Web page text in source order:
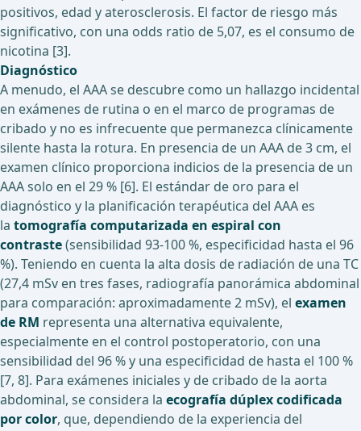
positivos, edad y aterosclerosis. El factor de riesgo más
significativo, con una odds ratio de 5,07, es el consumo de
nicotina [3].
Diagnóstico
A menudo, el AAA se descubre como un hallazgo incidental
en exámenes de rutina o en el marco de programas de
cribado y no es infrecuente que permanezca clínicamente
silente hasta la rotura. En presencia de un AAA de 3 cm, el
examen clínico proporciona indicios de la presencia de un
AAA solo en el 29 % [6]. El estándar de oro para el
diagnóstico y la planificación terapéutica del AAA es
la tomografía computarizada en espiral con
contraste(sensibilidad 93-100 %, especificidad hasta el 96
%). Teniendo en cuenta la alta dosis de radiación de una TC
(27,4 mSv en tres fases, radiografía panorámica abdominal
para comparación: aproximadamente 2 mSv), el examen
de RM representa una alternativa equivalente,
especialmente en el control postoperatorio, con una
sensibilidad del 96 % y una especificidad de hasta el 100 %
[7, 8]. Para exámenes iniciales y de cribado de la aorta
abdominal, se considera la ecografía dúplex codificada
por color, que, dependiendo de la experiencia del